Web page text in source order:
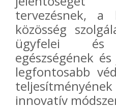
tervezésnek, a
közösség
ügyfelei és
egészségének
legfontosabb
innovatív